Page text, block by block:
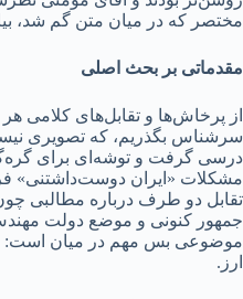
مختصر که در میان متن گم شد،
مقدماتی بر بحث اصلی
از پرخاش‌ها و تقابل‌های کلامی هر
سرشناس بگذریم، که تصویری
درسی گرفت و توشه‌ای برای
مشکلات «ایران دوست‌داشتنی»
تقابل‌ دو طرف درباره مطالبی
جمهور کنونی و موضع دولت
موضوعی بس مهم‌ در میان است:
ارز.